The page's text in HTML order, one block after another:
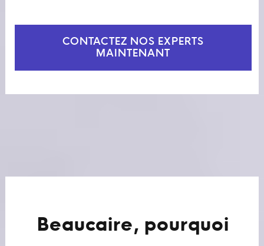
CONTACTEZ NOS EXPERTS
MAINTENANT
Beaucaire, pourquoi